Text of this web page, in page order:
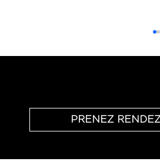
PRENEZ